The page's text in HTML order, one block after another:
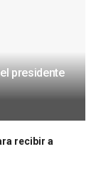
presidente
recibir a